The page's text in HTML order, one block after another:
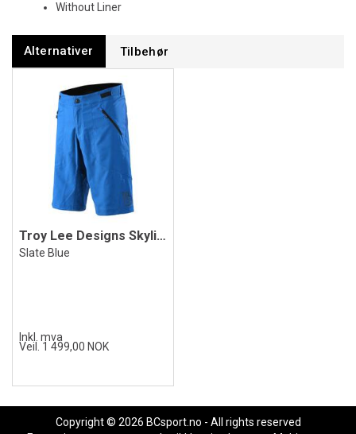
Without Liner
Alternativer Tilbehør
Troy Lee Designs Skyline Shorts w/Liner
Slate Blue
Inkl. mva
Veil. 1 499,00 NOK
Copyright © 2026 BCsport.no - All rights reserved